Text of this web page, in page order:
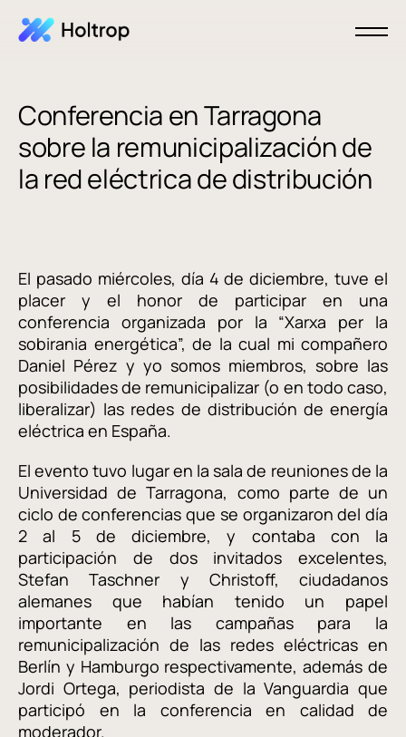
Conferencia en Tarragona
sobre la remunicipalización de
la red eléctrica de distribución
El pasado miércoles, día 4 de diciembre, tuve el
placer y el honor de participar en una
conferencia organizada por la “Xarxa per la
sobirania energética”, de la cual mi compañero
Daniel Pérez y yo somos miembros, sobre las
posibilidades de remunicipalizar (o en todo caso,
liberalizar) las redes de distribución de energía
eléctrica en España.
El evento tuvo lugar en la sala de reuniones de la
Universidad de Tarragona, como parte de un
ciclo de conferencias que se organizaron del día
2 al 5 de diciembre, y contaba con la
participación de dos invitados excelentes,
Stefan Taschner y Christoff, ciudadanos
alemanes que habían tenido un papel
importante en las campañas para la
remunicipalización de las redes eléctricas en
Berlín y Hamburgo respectivamente, además de
Jordi Ortega, periodista de la Vanguardia que
participó en la conferencia en calidad de
moderador.